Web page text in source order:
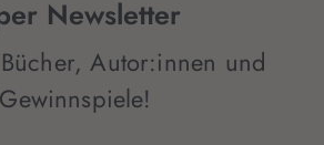
Newsletter
Autor:innen und
Gewinnspiele!